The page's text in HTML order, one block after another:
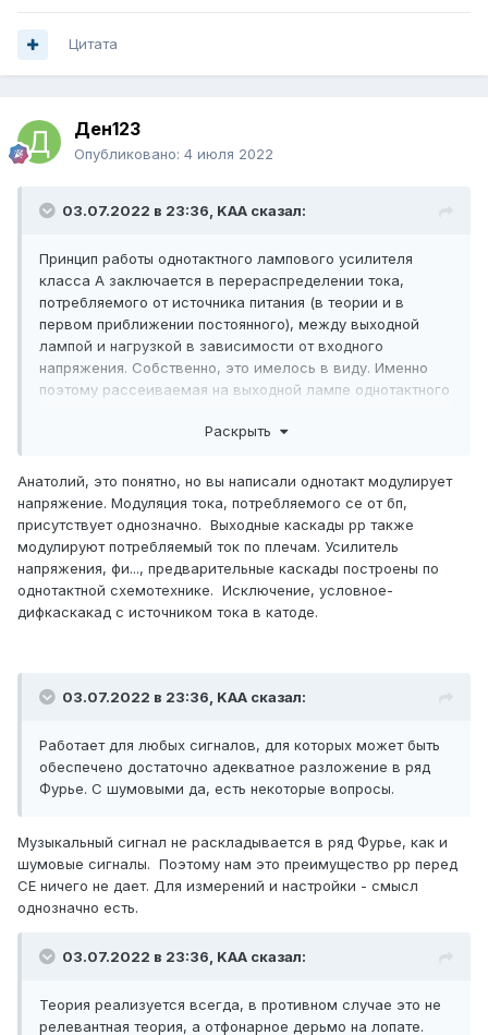
Цитата
Ден123
Опубликовано: 4 июля 2022
03.07.2022 в 23:36, KAA сказал:
Принцип работы однотактного лампового усилителя
класса А заключается в перераспределении тока,
потребляемого от источника питания (в теории и в
первом приближении постоянного), между выходной
лампой и нагрузкой в зависимости от входного
напряжения. Собственно, это имелось в виду. Именно
поэтому рассеиваемая на выходной лампе однотактного
отсутствии входного сигнала.
Раскрыть
Анатолий, это понятно, но вы написали однотакт модулирует
напряжение. Модуляция тока, потребляемого се от бп,
присутствует однозначно. Выходные каскады рр также
модулируют потребляемый ток по плечам. Усилитель
напряжения, фи..., предварительные каскады построены по
однотактной схемотехнике. Исключение, условное-
дифкаскакад с источником тока в катоде.
03.07.2022 в 23:36, KAA сказал:
Работает для любых сигналов, для которых может быть
обеспечено достаточно адекватное разложение в ряд
Фурье. С шумовыми да, есть некоторые вопросы.
Музыкальный сигнал не раскладывается в ряд Фурье, как и
шумовые сигналы. Поэтому нам это преимущество рр перед
СЕ ничего не дает. Для измерений и настройки - смысл
однозначно есть.
03.07.2022 в 23:36, KAA сказал:
Теория реализуется всегда, в противном случае это не
релевантная теория, а отфонарное дерьмо на лопате.